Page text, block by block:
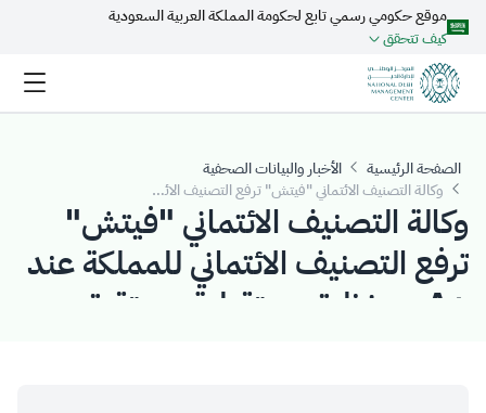
تخطي إلى المحتوى الرئيسي
موقع حكومي رسمي تابع لحكومة المملكة العربية السعودية
كيف تتحقق
الصفحة الرئيسية
الأخبار والبيانات الصحفية
وكالة التصنيف الائتماني "فيتش" ترفع التصنيف الائتماني للمملكة عند +A مع نظرة مستقبلية مستقرة
وكالة التصنيف الائتماني "فيتش"
ترفع التصنيف الائتماني للمملكة عند
+A مع نظرة مستقبلية مستقرة